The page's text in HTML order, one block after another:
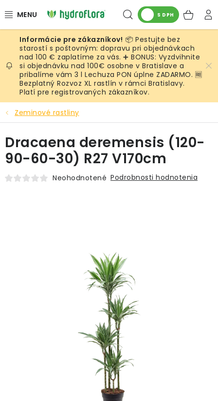
na
Hľadať
S DPH
RASTLINY
UMELÉ RASTLINY
KVETINÁČE
SUBSTRÁTY A PRÍSLUŠENSTVO
SERVIS INTERIÉROVEJ ZELENE
INTERIÉROVÉ DEKORÁCIE
📦 Pestujte bez
starostí s poštovným: dopravu pri objednávkach
nad 100 € zaplatíme za vás. ➕ BONUS: Vyzdvihnite
si objednávku nad 100€ osobne v Bratislave a
pribalíme vám 3 l Lechuza PON úplne ZADARMO. 🆓
Bezplatný Rozvoz XL rastlín v rámci Bratislavy.
Platí pre registrovaných zákazníkov.
Zeminové rastliny
Dracaena deremensis (120-
90-60-30) R27 V170cm
Neohodnotené Podrobnosti hodnotenia